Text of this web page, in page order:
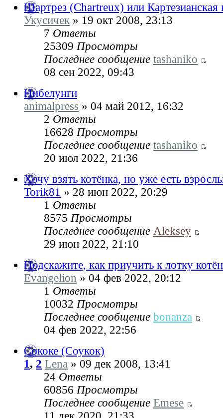
Шартрез (Chartreux) или Картезианская
Укусичек » 19 окт 2008, 23:13
7 Ответы
25309 Просмотры
Последнее сообщение tashaniko
08 сен 2022, 09:43
Нибелунги
animalpress » 04 май 2012, 16:32
2 Ответы
16628 Просмотры
Последнее сообщение tashaniko
20 июл 2022, 21:36
Хочу взять котёнка, но уже есть
Torik81 » 28 июн 2022, 20:29
1 Ответы
8575 Просмотры
Последнее сообщение Aleksey
29 июн 2022, 21:10
Подскажите, как приучить к лотку
Evangelion » 04 фев 2022, 20:12
1 Ответы
10032 Просмотры
Последнее сообщение bonanza
04 фев 2022, 22:56
Сококе (Соукок)
1, 2 Lena » 09 дек 2008, 13:41
24 Ответы
60856 Просмотры
Последнее сообщение Emese